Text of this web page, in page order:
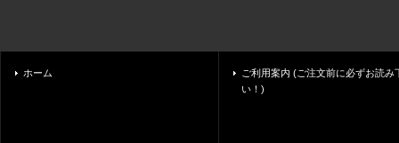
ホーム
ご利用案内 (ご注文前に必ずお読み
い！)